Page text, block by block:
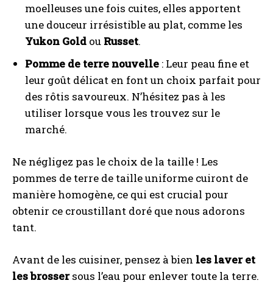
moelleuses une fois cuites, elles apportent
une douceur irrésistible au plat, comme les
Yukon Gold ou Russet.
Pomme de terre nouvelle : Leur peau fine et
leur goût délicat en font un choix parfait pour
des rôtis savoureux. N’hésitez pas à les
utiliser lorsque vous les trouvez sur le
marché.
Ne négligez pas le choix de la taille ! Les
pommes de terre de taille uniforme cuiront de
manière homogène, ce qui est crucial pour
obtenir ce croustillant doré que nous adorons
tant.
Avant de les cuisiner, pensez à bien les laver et
les brossersous l’eau pour enlever toute la terre.